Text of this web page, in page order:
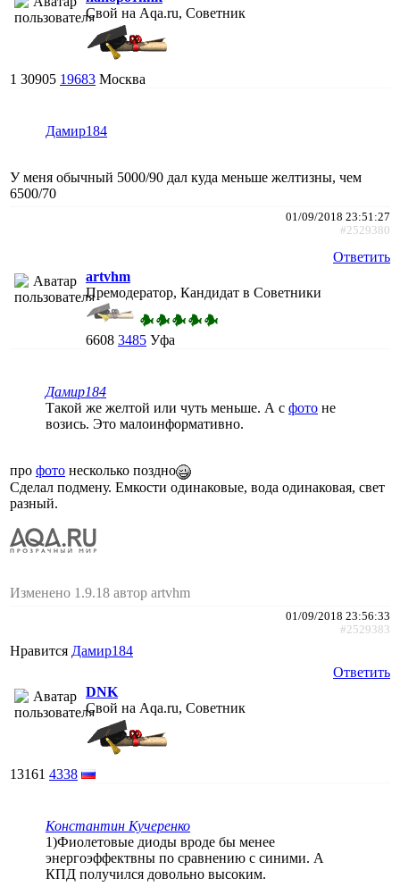
Свой на Aqa.ru, Советник
1 30905 19683 Москва
Дамир184
У меня обычный 5000/90 дал куда меньше желтизны, чем
6500/70
01/09/2018 23:51:27
#2529380
Ответить
artvhm
Премодератор, Кандидат в Советники
6608 3485 Уфа
Дамир184
Такой же желтой или чуть меньше. А с фото не
возись. Это малоинформативно.
про фото несколько поздно
Сделал подмену. Емкости одинаковые, вода одинаковая, свет
разный.
Изменено 1.9.18 автор artvhm
01/09/2018 23:56:33
#2529383
Нравится Дамир184
Ответить
DNK
Свой на Aqa.ru, Советник
13161 4338
Константин Кучеренко
1)Фиолетовые диоды вроде бы менее
энергоэффектвны по сравнению с синими. А
КПД получился довольно высоким.